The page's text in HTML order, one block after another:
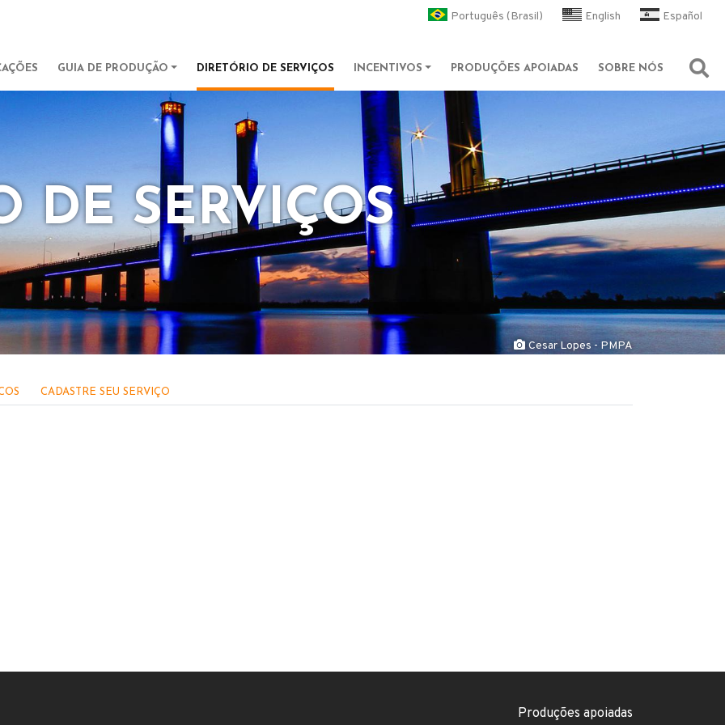
Português (Brasil) English Español
GUIA DE PRODUÇÃO DIRETÓRIO DE SERVIÇOS INCENTIVOS PRODUÇÕES APOIADAS SOBRE NÓS
DE SERVIÇOS
Cesar Lopes - PMPA
CADASTRE SEU SERVIÇO
Footer menu
Produções apoiadas